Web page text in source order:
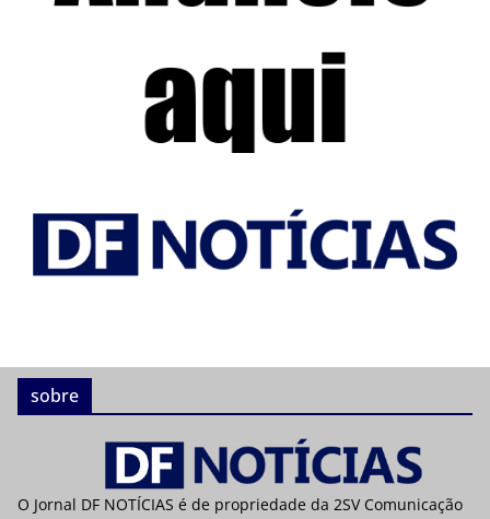
sobre
O Jornal DF NOTÍCIAS é de propriedade da 2SV Comunicação